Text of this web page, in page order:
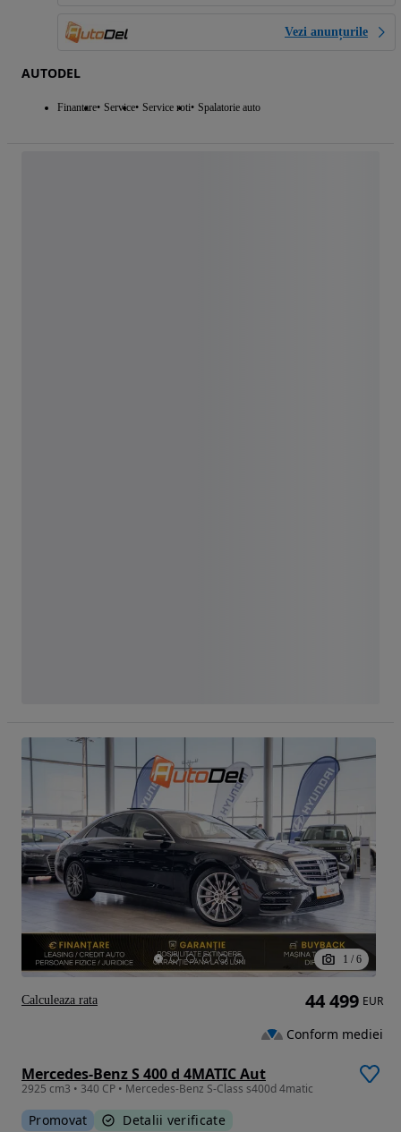
Vezi anunțurile
AUTODEL
Finantare Service Service roti Spalatorie auto
1 / 6
Mercedes-Benz S 400 d 4MATIC Aut
2925 cm3 • 340 CP • Mercedes-Benz S-Class s400d 4matic
Promovat Detalii verificate
44 499 EUR
Conform mediei
Calculeaza rata